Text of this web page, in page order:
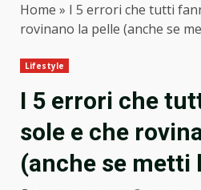
Home » I 5 errori che tutti
rovinano la pelle (anche se
Lifestyle
I 5 errori che
sole e che
(anche se metti